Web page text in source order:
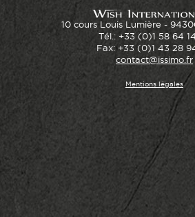
10 cours Louis Lumière -
Tél.: +33 (0)1 58 64
Fax: +33 (0)1 43 28
contact@issimo.fr
Mentions légales